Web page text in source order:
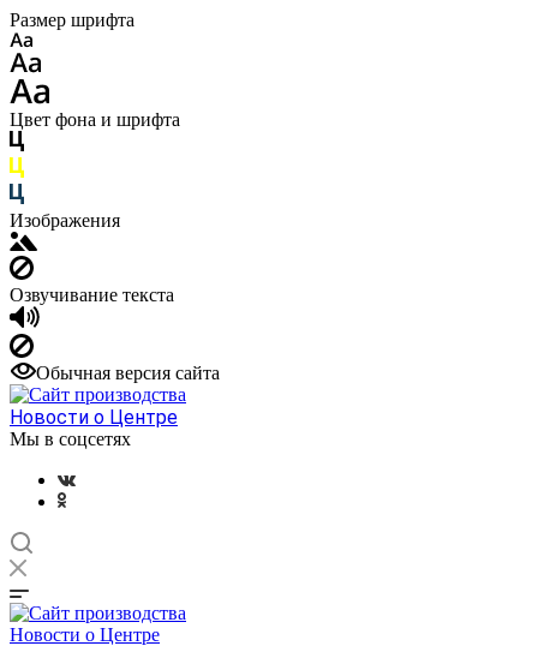
Размер шрифта
Цвет фона и шрифта
Изображения
Озвучивание текста
Обычная версия сайта
Новости о Центре
Мы в соцсетях
Новости о Центре